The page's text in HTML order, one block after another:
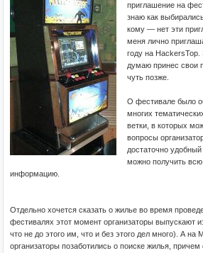
приглашение на
знаю как
кому — нет эти
меня лично
году на HackersTop.
думаю принес свои
чуть позже.
О фестивале было
многих
ветки, в которых
вопросы
достаточно
можно получить
информацию.
Отдельно хочется сказать о жилье во время
фестивалях этот момент организаторы выпускают
что не до этого им, что и без этого дел много). А на
организаторы позаботились о поиске жилья,